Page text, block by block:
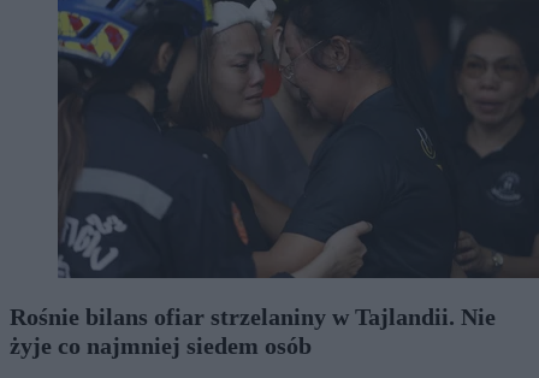
Rośnie bilans ofiar strzelaniny w Tajlandii. Nie
żyje co najmniej siedem osób